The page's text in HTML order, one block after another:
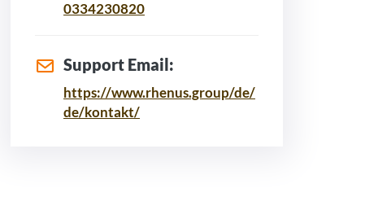
0334230820
Support Email:
https://www.rhenus.group/de/
de/kontakt/